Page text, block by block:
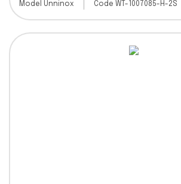
Model Unninox Code WT-1007085-H-2S